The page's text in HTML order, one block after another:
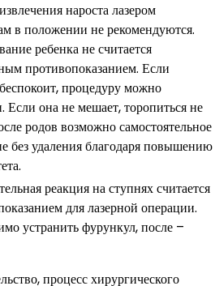
нароста лазером
в положении не рекомендуются.
ребенка не считается
противопоказанием. Если
процедуру можно
Если она не мешает, торопиться не
родов возможно самостоятельное
без удаления благодаря повышению
реакция на ступнях считается
для лазерной операции.
устранить фурункул, после –
процесс хирургического